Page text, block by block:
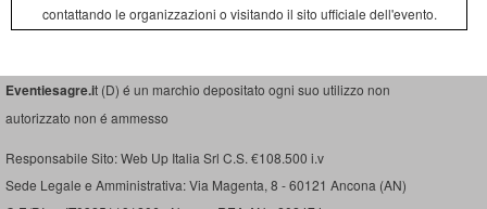
contattando le organizzazioni o visitando il sito ufficiale dell'evento.
Eventiesagre.it (D) é un marchio depositato ogni suo utilizzo non
autorizzato non é ammesso
Responsabile Sito: Web Up Italia Srl C.S. €108.500 i.v
Sede Legale e Amministrativa: Via Magenta, 8 - 60121 Ancona (AN)